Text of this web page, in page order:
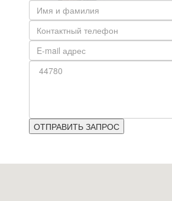
ОТПРАВИТЬ ЗАПРОС